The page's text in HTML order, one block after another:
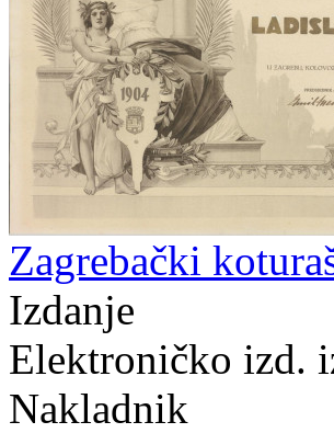
Zagrebački
Izdanje
Elektroničko izd.
Nakladnik